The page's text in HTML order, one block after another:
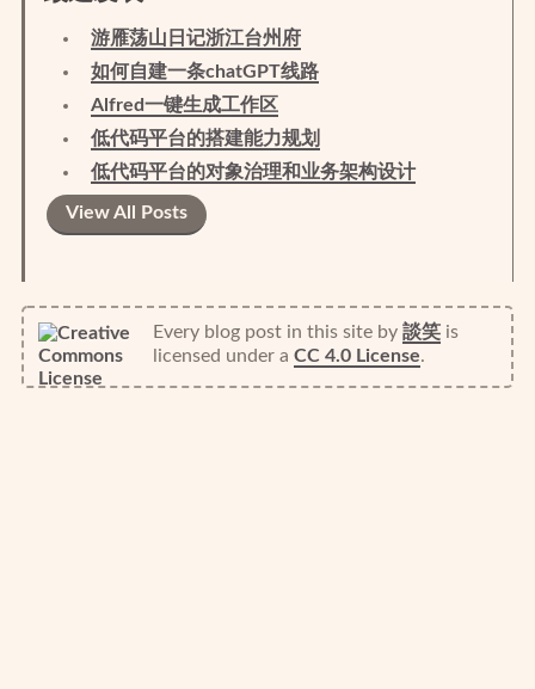
游雁荡山日记浙江台州府
如何自建一条chatGPT线路
Alfred一键生成工作区
低代码平台的搭建能力规划
低代码平台的对象治理和业务架构设计
View All Posts
Every blog post in this siteby 談笑is
licensed under a CC 4.0 License.